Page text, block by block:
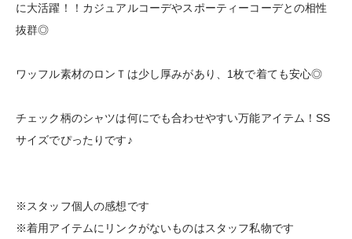
に大活躍！！カジュアルコーデやスポーティーコーデとの相性
抜群◎
ワッフル素材のロンＴは少し厚みがあり、1枚で着ても安心◎
チェック柄のシャツは何にでも合わせやすい万能アイテム！SS
サイズでぴったりです♪
※スタッフ個人の感想です
※着用アイテムにリンクがないものはスタッフ私物です